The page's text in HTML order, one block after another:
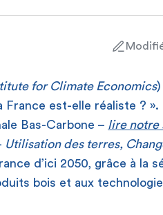
for Climate Economics)
France est-elle réaliste ?
Bas-Carbone – lire notre
Utilisation des terres,
d’ici 2050, grâce à la
bois et aux